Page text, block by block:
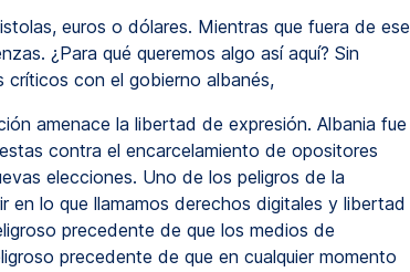
euros o dólares. Mientras que fuera de ese
¿Para qué queremos algo así aquí? Sin
con el gobierno albanés,
amenace la libertad de expresión. Albania fue
contra el encarcelamiento de opositores
elecciones. Uno de los peligros de la
en lo que llamamos derechos digitales y libertad
precedente de que los medios de
precedente de que en cualquier momento